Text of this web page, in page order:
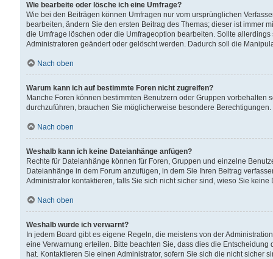
Wie bearbeite oder lösche ich eine Umfrage?
Wie bei den Beiträgen können Umfragen nur vom ursprünglichen
bearbeiten, ändern Sie den ersten Beitrag des Themas; dieser ist immer
die Umfrage löschen oder die Umfrageoption bearbeiten. Sollte
Administratoren geändert oder gelöscht werden. Dadurch soll die
Nach oben
Warum kann ich auf bestimmte Foren nicht zugreifen?
Manche Foren können bestimmten Benutzern oder Gruppen
durchzuführen, brauchen Sie möglicherweise besondere
Nach oben
Weshalb kann ich keine Dateianhänge anfügen?
Rechte für Dateianhänge können für Foren, Gruppen und einzelne
Dateianhänge in dem Forum anzufügen, in dem Sie Ihren Beitrag
Administrator kontaktieren, falls Sie sich nicht sicher sind, wieso Sie
Nach oben
Weshalb wurde ich verwarnt?
In jedem Board gibt es eigene Regeln, die meistens von der
eine Verwarnung erteilen. Bitte beachten Sie, dass dies die
hat. Kontaktieren Sie einen Administrator, sofern Sie sich die nicht sicher